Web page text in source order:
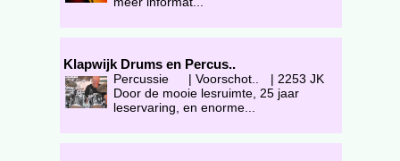
Klapwijk Drums en Percus..
Percussie | Voorschot.. | 2253 JK
Door de mooie lesruimte, 25 jaar
leservaring, en enorme...